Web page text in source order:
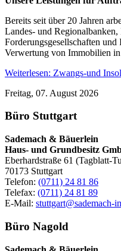
Bereits seit über 20 Jahren
Landes- und Regionalbanken,
Forderungsgesellschaften
Verwertung von Immobilien
Weiterlesen: Zwangs-und
Freitag, 07. August 2026
Büro Stuttgart
Sademach & Bäuerlein
Haus- und Grundbesitz
Eberhardstraße 61 (Tagblatt-
70173 Stuttgart
Telefon: (0711) 24 81 86
Telefax: (0711) 24 81 89
E-Mail: stuttgart@sademach-
Büro Nagold